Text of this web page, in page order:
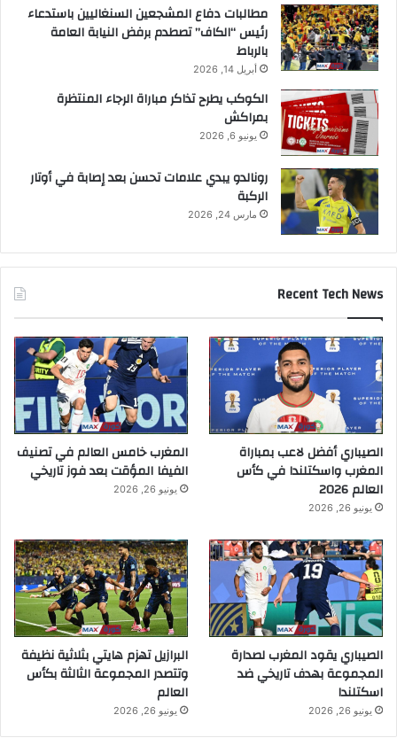
مطالبات دفاع المشجعين السنغاليين باستدعاء
رئيس “الكاف” تصطدم برفض النيابة العامة
بالرباط
أبريل 14, 2026
الكوكب يطرح تذاكر مباراة الرجاء المنتظرة
بمراكش
يونيو 6, 2026
رونالدو يبدي علامات تحسن بعد إصابة في أوتار
الركبة
مارس 24, 2026
Recent Tech News
الصيباري أفضل لاعب بمباراة
المغرب واسكتلندا في كأس
العالم 2026
يونيو 26, 2026
المغرب خامس العالم في تصنيف
الفيفا المؤقت بعد فوز تاريخي
يونيو 26, 2026
الصيباري يقود المغرب لصدارة
المجموعة بهدف تاريخي ضد
اسكتلندا
يونيو 26, 2026
البرازيل تهزم هايتي بثلاثية نظيفة
وتتصدر المجموعة الثالثة بكأس
العالم
يونيو 26, 2026